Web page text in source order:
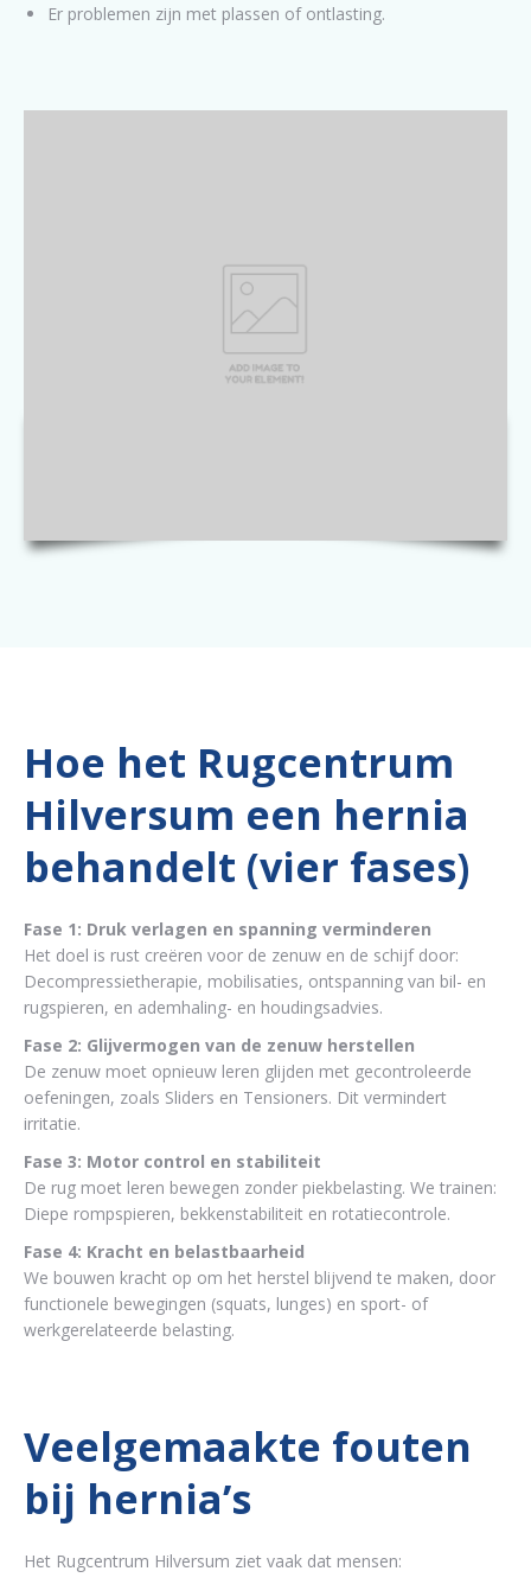
Er problemen zijn met plassen of ontlasting.
Hoe het Rugcentrum
Hilversum een hernia
behandelt (vier fases)
Fase 1: Druk verlagen en spanning verminderen
Het doel is rust creëren voor de zenuw en de schijf door:
Decompressietherapie, mobilisaties, ontspanning van bil- en
rugspieren, en ademhaling- en houdingsadvies.
Fase 2: Glijvermogen van de zenuw herstellen
De zenuw moet opnieuw leren glijden met gecontroleerde
oefeningen, zoals Sliders en Tensioners. Dit vermindert
irritatie.
Fase 3: Motor control en stabiliteit
De rug moet leren bewegen zonder piekbelasting. We trainen:
Diepe rompspieren, bekkenstabiliteit en rotatiecontrole.
Fase 4: Kracht en belastbaarheid
We bouwen kracht op om het herstel blijvend te maken, door
functionele bewegingen (squats, lunges) en sport- of
werkgerelateerde belasting.
Veelgemaakte fouten
bij hernia’s
Het Rugcentrum Hilversum ziet vaak dat mensen: